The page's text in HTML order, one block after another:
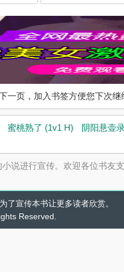
页，加入书签方便您下次继
蜜桃熟了 (1v1 H) 阴阳悬壶
说进行宣传。欢迎各位书友
了宣传本书让更多读者欣赏。
Reserved.